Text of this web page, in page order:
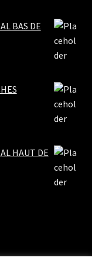
BAS DE
HAUT DE